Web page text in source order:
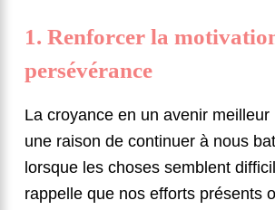
1. Renforcer la
persévérance
La croyance en un avenir meilleur
une raison de continuer à nous
lorsque les choses semblent
rappelle que nos efforts présents